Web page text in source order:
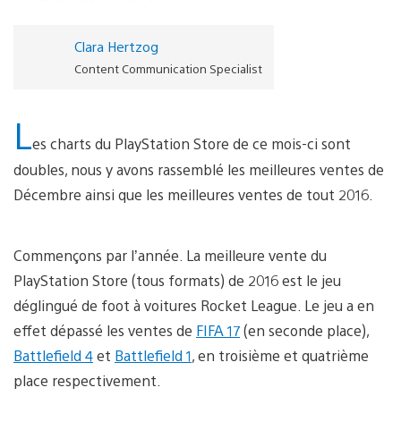
Clara Hertzog
Content Communication Specialist
Les charts du PlayStation Store de ce mois-ci sont
doubles, nous y avons rassemblé les meilleures ventes de
Décembre ainsi que les meilleures ventes de tout 2016.
Commençons par l’année. La meilleure vente du
PlayStation Store (tous formats) de 2016 est le jeu
déglingué de foot à voitures Rocket League. Le jeu a en
effet dépassé les ventes de FIFA 17(en seconde place),
Battlefield 4et Battlefield 1, en troisième et quatrième
place respectivement.